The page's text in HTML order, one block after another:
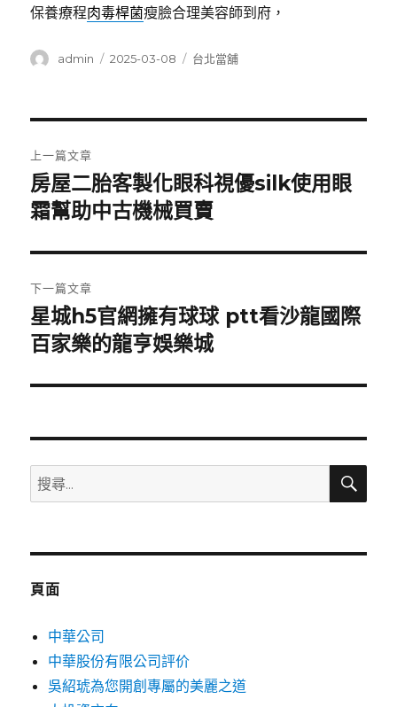
保養療程肉毒桿菌瘦臉合理美容師到府，
作
admin
發
2025-03-08
分
台北當舖
章
導
覽
上一篇文章
上
一
文
章:
房屋二胎客製化眼科視優silk使用眼
霜幫助中古機械買賣
下一篇文章
下
一
文
星城h5官網擁有球球 ptt看沙龍國際
百家樂的龍亨娛樂城
搜
尋
鍵
搜
頁面
中華公司
中華股份有限公司評价
吳紹琥為您開創專屬的美麗之道